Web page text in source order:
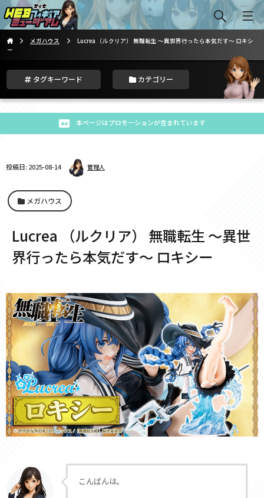
メガハウス
Lucrea （ルクリア） 無職転生 〜異世界行ったら本気だす〜 ロキシ
ー
タグキーワード カテゴリー
本ページはプロモーションが含まれています
投稿日: 2025-08-14 管理人
メガハウス
Lucrea （ルクリア） 無職転生 〜異世
界行ったら本気だす〜 ロキシー
こんばんは。